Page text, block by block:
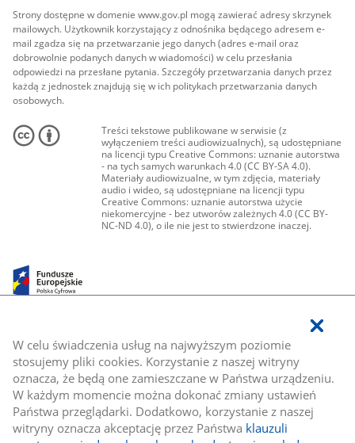
W celu świadczenia usług na najwyższym poziomie
stosujemy pliki cookies. Korzystanie z naszej witryny
oznacza, że będą one zamieszczane w Państwa urządzeniu.
W każdym momencie można dokonać zmiany ustawień
Państwa przeglądarki. Dodatkowo, korzystanie z naszej
witryny oznacza akceptację przez Państwa klauzuli
Strony dostępne w domenie www.gov.pl mogą zawierać adresy skrzynek
mailowych. Użytkownik korzystający z odnośnika będącego adresem e-
mail zgadza się na przetwarzanie jego danych (adres e-mail oraz
dobrowolnie podanych danych w wiadomości) w celu przesłania
odpowiedzi na przesłane pytania. Szczegóły przetwarzania danych przez
każdą z jednostek znajdują się w ich politykach przetwarzania danych
osobowych.
Treści tekstowe publikowane w serwisie (z
wyłączeniem treści audiowizualnych), są udostępniane
na licencji typu Creative Commons: uznanie autorstwa
- na tych samych warunkach 4.0 (CC BY-SA 4.0).
Materiały audiowizualne, w tym zdjęcia, materiały
audio i wideo, są udostępniane na licencji typu
Creative Commons: uznanie autorstwa użycie
niekomercyjne - bez utworów zależnych 4.0 (CC BY-
NC-ND 4.0), o ile nie jest to stwierdzone inaczej.